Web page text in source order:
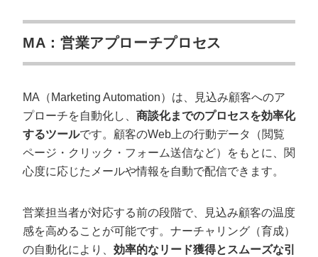
MA：営業アプローチプロセス
MA（Marketing Automation）は、見込み顧客へのア
プローチを自動化し、 商談化までのプロセスを効率化
するツールです。顧客のWeb上の行動データ（閲覧
ページ・クリック・フォーム送信など）をもとに、関
心度に応じたメールや情報を自動で配信できます。
営業担当者が対応する前の段階で、見込み顧客の温度
感を高めることが可能です。ナーチャリング（育成）
の自動化により、 効率的なリード獲得とスムーズな引